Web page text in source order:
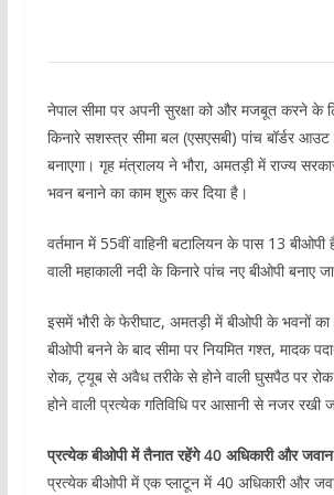
नेपाल सीमा पर अपनी सुरक्षा को और मजबूत करने के
किनारे सशस्त्र सीमा बल (एसएसबी) पांच बॉर्डर आउट
बनाएगा। गृह मंत्रालय ने भौरा, अमतड़ी में राज्य
भवन बनाने का काम शुरू कर दिया है।
वर्तमान में 55वीं वाहिनी बटालियन के पास 13
वाली महाकाली नदी के किनारे पांच नए बीओपी बनाए
इसमें भौरी के फेरीघाट, अमतड़ी में बीओपी के भवनों
बीओपी बनने के बाद सीमा पर नियमित गश्त, मादक
रोक, ट्यूब से अवैध तरीके से होने वाली घुसपैठ पर रोक
होने वाली प्रत्येक गतिविधि पर आसानी से नजर रखी
प्रत्येक बीओपी में तैनात रहेंगे 40 अधिकारी और
प्रत्येक बीओपी में एक प्लाटून में 40 अधिकारी और